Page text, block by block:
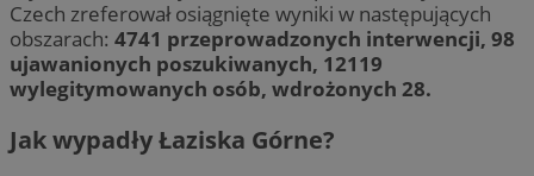
Czech zreferował osiągnięte wyniki w następujących
obszarach: 4741 przeprowadzonych interwencji, 98
ujawanionych poszukiwanych, 12119
wylegitymowanych osób, wdrożonych 28.
Jak wypadły Łaziska Górne?